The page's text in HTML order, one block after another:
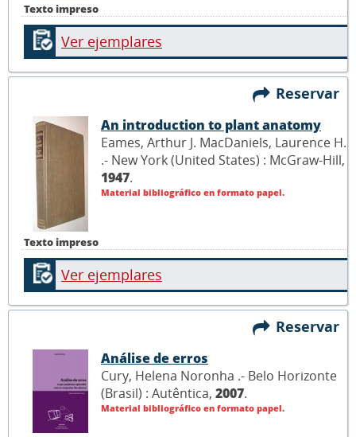
Texto impreso
Ver ejemplares
Reservar
Texto impreso
An introduction to plant anatomy
Eames, Arthur J. MacDaniels, Laurence H.
.- New York (United States) : McGraw-Hill,
1947.
Material bibliográfico en formato papel.
Ver ejemplares
Reservar
Análise de erros
Cury, Helena Noronha .- Belo Horizonte
(Brasil) : Autêntica, 2007.
Material bibliográfico en formato papel.